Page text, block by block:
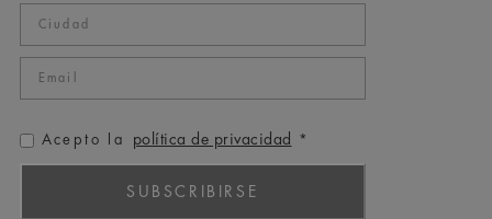
Acepto la política de privacidad *
SUBSCRIBIRSE